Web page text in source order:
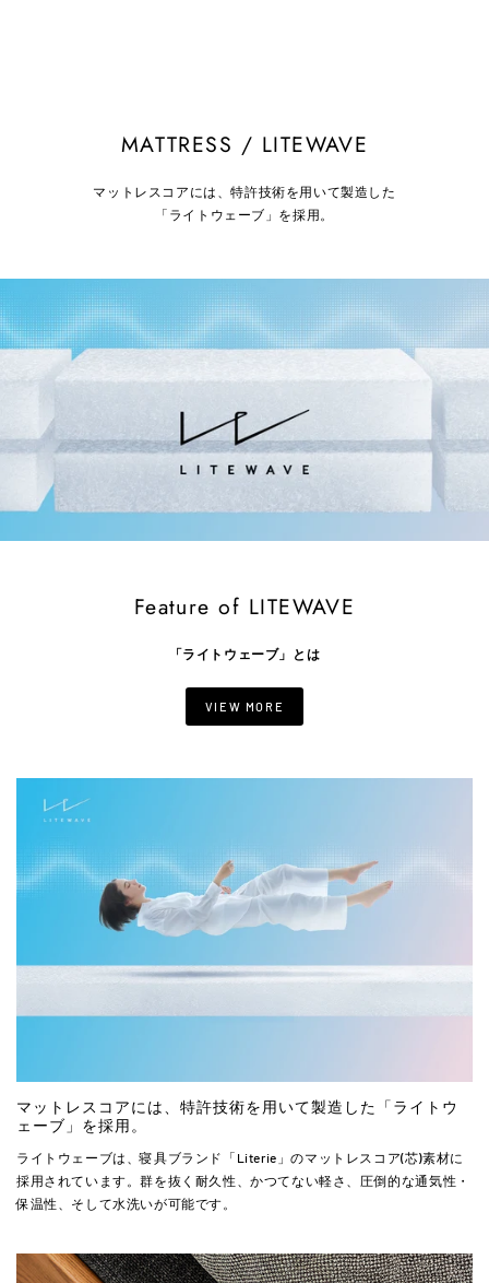
MATTRESS / LITEWAVE
マットレスコアには、特許技術を用いて製造した
「ライトウェーブ」を採用。
Feature of LITEWAVE
「ライトウェーブ」とは
VIEW MORE
マットレスコアには、特許技術を用いて製造した「ライトウ
ェーブ」を採用。
ライトウェーブは、寝具ブランド「Literie」のマットレスコア(芯)素材に
採用されています。群を抜く耐久性、かつてない軽さ、圧倒的な通気性・
保温性、そして水洗いが可能です。